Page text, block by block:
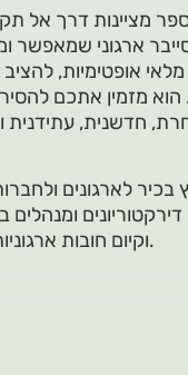
מציינות דרך אל
ארגוני שמאפשר
אופטימיות,
הוא מזמין אתכם
חדשנית, עתידנית
בכיר לארגונים
וקיום חובות ארגוניות בתחומי הגנת הפרטיות ואבטחת המידע.